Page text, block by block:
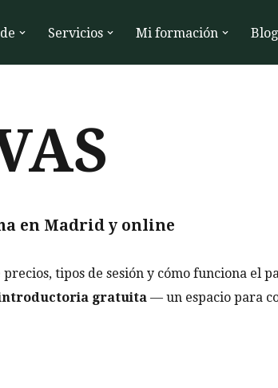
Servicios Mi formación Blog
en Madrid y online
tipos de sesión y cómo funciona el
introductoria gratuita — un espacio para